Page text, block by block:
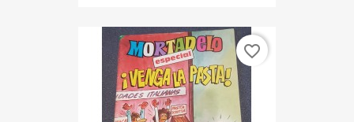
favorite_border